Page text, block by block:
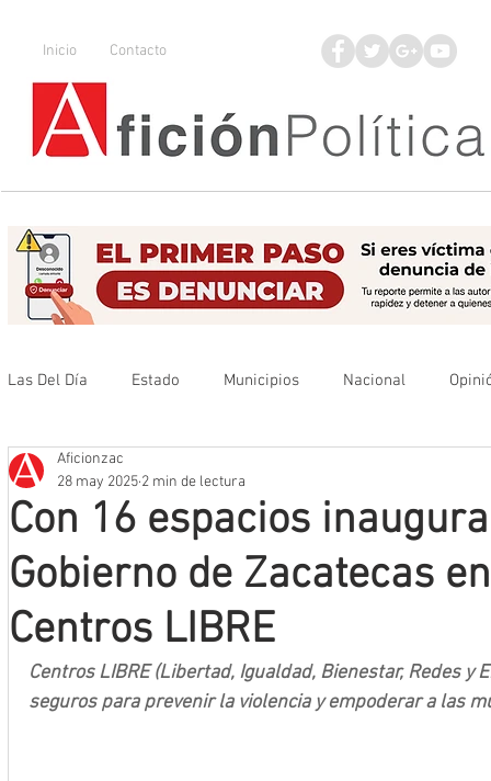
Inicio Contacto
Las Del Día Estado Municipios Nacional
Que no se olvide
Mineros LNBP
Con 16 espacios
Gobierno de Zacatecas
Centros LIBRE
Aficionzac
28 may 2025 2 min de lectura
Centros LIBRE (Libertad, Igualdad, Bienestar, Redes y
seguros para prevenir la violencia y empoderar a las